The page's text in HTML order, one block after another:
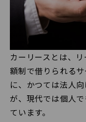
カーリースとは、
額制で借りられる
に、かつては法人
が、現代では個人
ています。